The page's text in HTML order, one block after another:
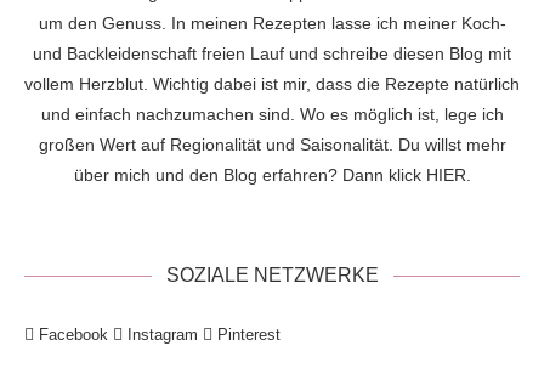
um den Genuss. In meinen Rezepten lasse ich meiner Koch-
und Backleidenschaft freien Lauf und schreibe diesen Blog mit
vollem Herzblut. Wichtig dabei ist mir, dass die Rezepte natürlich
und einfach nachzumachen sind. Wo es möglich ist, lege ich
großen Wert auf Regionalität und Saisonalität. Du willst mehr
über mich und den Blog erfahren? Dann klick HIER
SOZIALE NETZWERKE
Facebook Instagram Pinterest